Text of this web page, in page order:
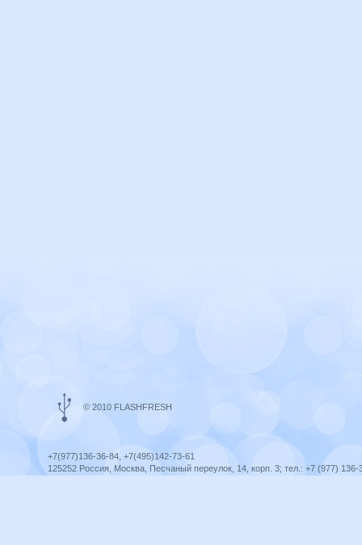
© 2010 FLASHFRESH
+7(977)136-36-84, +7(495)142-73-61
125252 Россия, Москва, Песчаный переулок, 14, корп. 3; тел.: +7 (977) 136-